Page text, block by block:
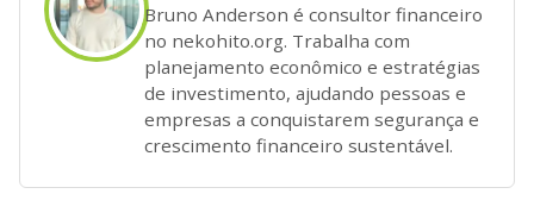
Bruno Anderson é consultor financeiro
no nekohito.org. Trabalha com
planejamento econômico e estratégias
de investimento, ajudando pessoas e
empresas a conquistarem segurança e
crescimento financeiro sustentável.